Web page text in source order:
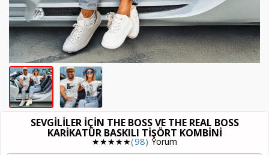
SEVGILILER İÇIN THE BOSS VE THE REAL BOSS
KARIKATÜR BASKILI TIŞÖRT KOMBINI
★★★★★(98) Yorum